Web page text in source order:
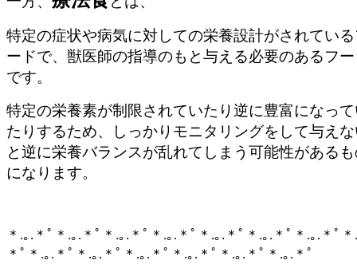
特定の症状や病気に対しての栄養設計がされてい
ードで、獣医師の指導のもと与える必要のあるフ
です。
特定の栄養素が制限されていたり逆に豊富になっ
たりするため、しっかりモニタリングをして与え
と逆に栄養バランスが乱れてしまう可能性がある
になります。
＊ .｡ . ＊ﾟ＊ .｡ . ＊ﾟ＊ .｡ . ＊ﾟ＊ .｡ . ＊ﾟ＊ .｡ . ＊ﾟ＊ .｡ . ＊ﾟ＊ .｡ . ＊ﾟ＊ .
＊ﾟ＊ .｡ . ＊ﾟ＊ .｡ . ＊ﾟ＊ .｡ . ＊ﾟ＊ .｡ . ＊ﾟ ＊ .｡ . ＊ﾟ＊ .｡ . ＊ﾟ